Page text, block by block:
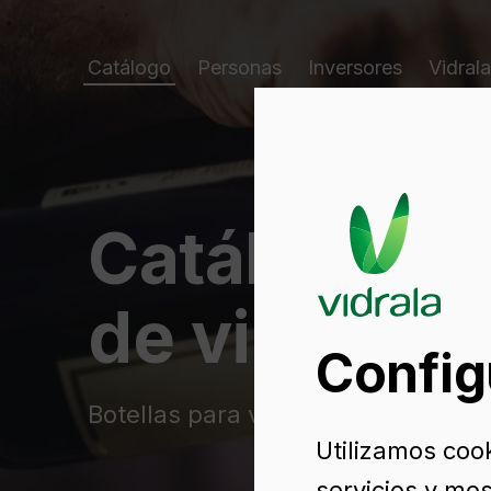
Catálogo Personas Inversores Vidrala
Catálogo
de vidrio
Botellas para vino de vidrio
Utilizamos